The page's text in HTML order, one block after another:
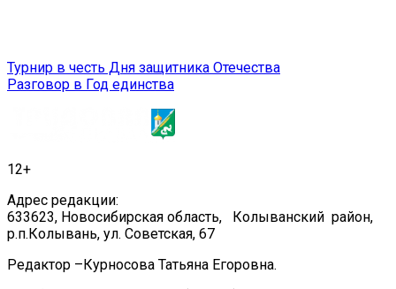
Навигация
по
Турнир в честь Дня защитника Отечества
Разговор в Год единства
12+
Адрес редакции:
633623, Новосибирская область, Колыванский район,
р.п.Колывань, ул. Советская, 67
Редактор –Курносова Татьяна Егоровна.